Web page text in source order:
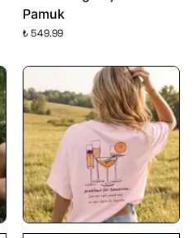
Pamuk
₺ 549.99